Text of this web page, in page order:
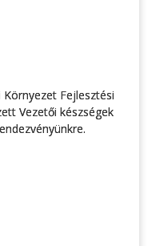
Fejlesztési
Vezetői készségek